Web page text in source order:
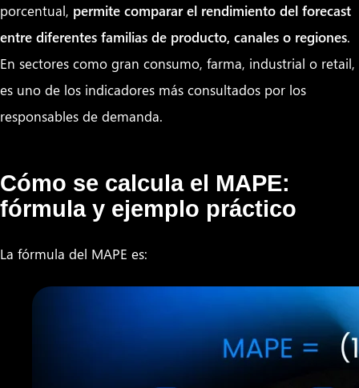
porcentual, permite comparar el rendimiento del forecast
entre diferentes familias de producto, canales o regiones.
En sectores como gran consumo, farma, industrial o retail,
es uno de los indicadores más consultados por los
responsables de demanda.
Cómo se calcula el MAPE:
fórmula y ejemplo práctico
La fórmula del MAPE es: